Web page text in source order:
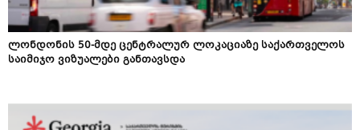
ლონდონის 50-მდე ცენტრალურ ლოკაციაზე საქართველოს
საიმიჯო ვიზუალები განთავსდა